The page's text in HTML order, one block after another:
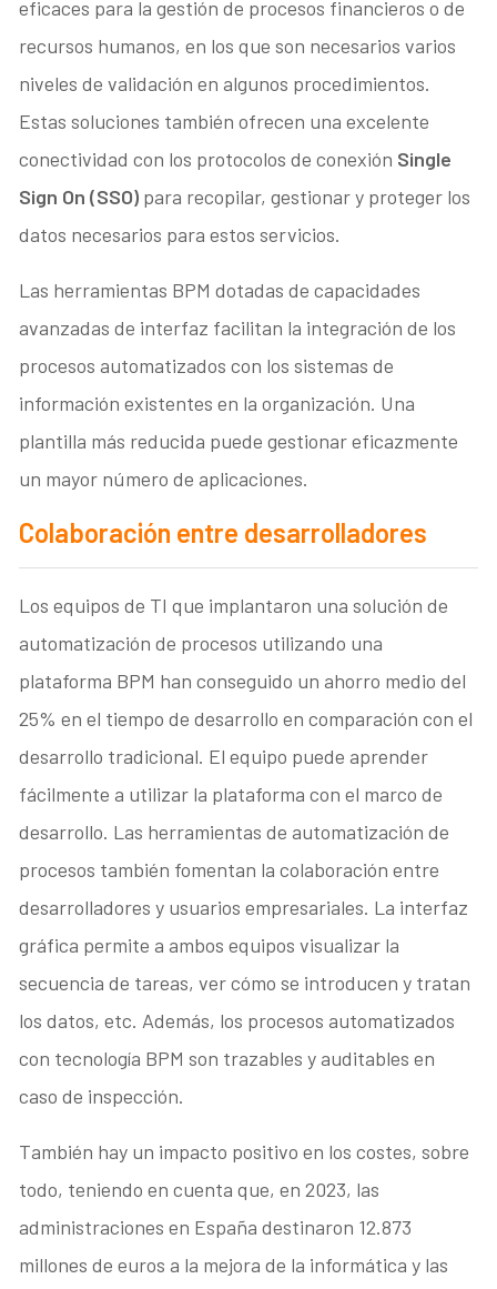
eficaces para la gestión de procesos financieros o de
recursos humanos, en los que son necesarios varios
niveles de validación en algunos procedimientos.
Estas soluciones también ofrecen una excelente
conectividad con los protocolos de conexión Single
Sign On (SSO) para recopilar, gestionar y proteger los
datos necesarios para estos servicios.
Las herramientas BPM dotadas de capacidades
avanzadas de interfaz facilitan la integración de los
procesos automatizados con los sistemas de
información existentes en la organización. Una
plantilla más reducida puede gestionar eficazmente
un mayor número de aplicaciones.
Colaboración entre desarrolladores
Los equipos de TI que implantaron una solución de
automatización de procesos utilizando una
plataforma BPM han conseguido un ahorro medio del
25% en el tiempo de desarrollo en comparación con el
desarrollo tradicional. El equipo puede aprender
fácilmente a utilizar la plataforma con el marco de
desarrollo. Las herramientas de automatización de
procesos también fomentan la colaboración entre
desarrolladores y usuarios empresariales. La interfaz
gráfica permite a ambos equipos visualizar la
secuencia de tareas, ver cómo se introducen y tratan
los datos, etc. Además, los procesos automatizados
con tecnología BPM son trazables y auditables en
caso de inspección.
También hay un impacto positivo en los costes, sobre
todo, teniendo en cuenta que, en 2023, las
administraciones en España destinaron 12.873
millones de euros a la mejora de la informática y las